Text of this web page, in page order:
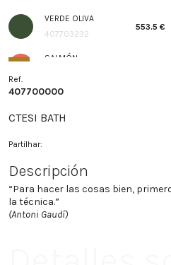
VERDE OLIVA
407703232
553.5 €
SALMÓN
RAL®
407704040
Ref.
407700000
CTESI BATH
Partilhar:
Descripción
“Para hacer las cosas bien,
la técnica.”
(Antoni Gaudí)